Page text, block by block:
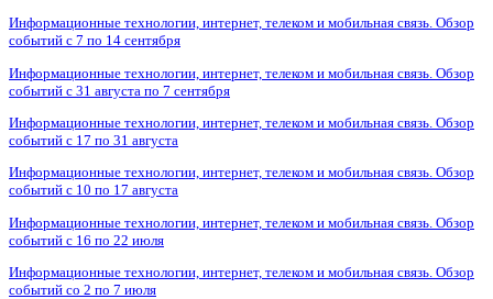
Информационные технологии, интернет, телеком и мобильная связь. Обзор
событий с 7 по 14 сентября
Информационные технологии, интернет, телеком и мобильная связь. Обзор
событий с 31 августа по 7 сентября
Информационные технологии, интернет, телеком и мобильная связь. Обзор
событий с 17 по 31 августа
Информационные технологии, интернет, телеком и мобильная связь. Обзор
событий с 10 по 17 августа
Информационные технологии, интернет, телеком и мобильная связь. Обзор
событий с 16 по 22 июля
Информационные технологии, интернет, телеком и мобильная связь. Обзор
событий со 2 по 7 июля